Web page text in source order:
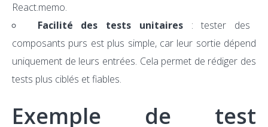
React.memo.
Facilité des tests unitaires: tester des
composants purs est plus simple, car leur sortie dépend
uniquement de leurs entrées. Cela permet de rédiger des
tests plus ciblés et fiables.
Exemple de test